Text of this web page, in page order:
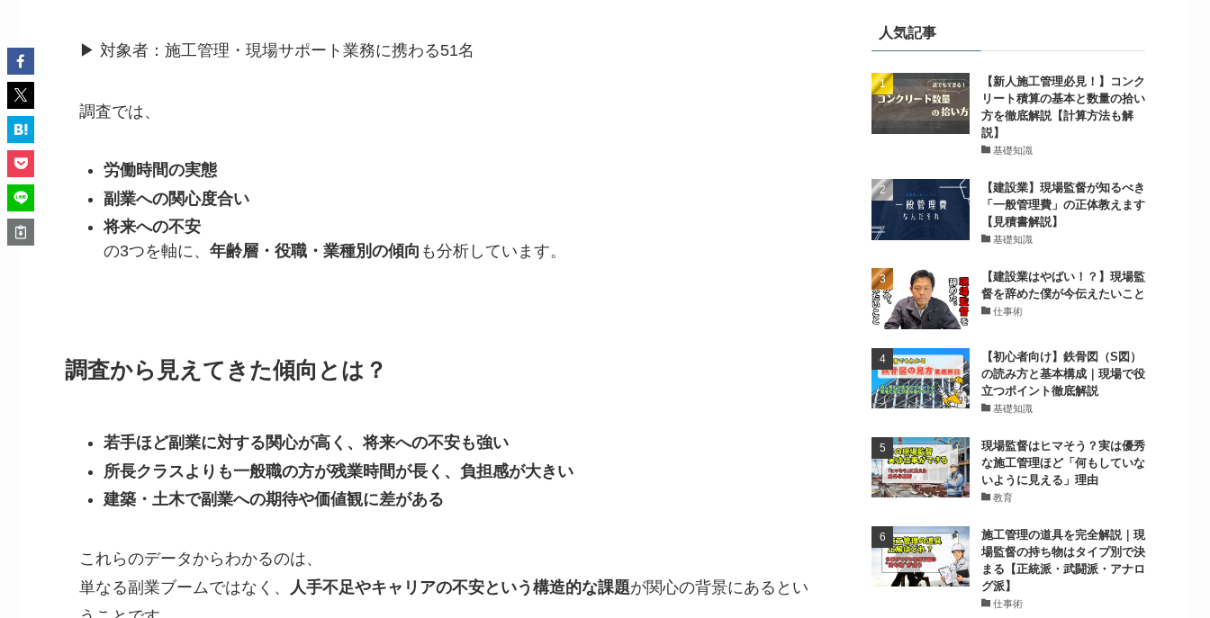
▶ 対象者：施工管理・現場サポート業務に携わる51名
調査では、
労働時間の実態
副業への関心度合い
将来への不安
の3つを軸に、 年齢層・役職・業種別の傾向 も分析しています。
調査から見えてきた傾向とは？
若手ほど副業に対する関心が高く、将来への不安も強い
所長クラスよりも一般職の方が残業時間が長く、負担感が大きい
建築・土木で副業への期待や価値観に差がある
これらのデータからわかるのは、
単なる副業ブームではなく、 人手不足やキャリアの不安という構造的な課題が関心の背景にあるとい
人気記事
【新人施工管理必見！】コンク
リート積算の基本と数量の拾い
方を徹底解説【計算方法も解
説】
基礎知識
【建設業】現場監督が知るべき
「一般管理費」の正体教えます
【見積書解説】
基礎知識
【建設業はやばい！？】現場監
督を辞めた僕が今伝えたいこと
仕事術
【初心者向け】鉄骨図（S図）
の読み方と基本構成｜現場で役
立つポイント徹底解説
基礎知識
現場監督はヒマそう？実は優秀
な施工管理ほど「何もしていな
いように見える」理由
教育
施工管理の道具を完全解説｜現
場監督の持ち物はタイプ別で決
まる【正統派・武闘派・アナロ
グ派】
仕事術